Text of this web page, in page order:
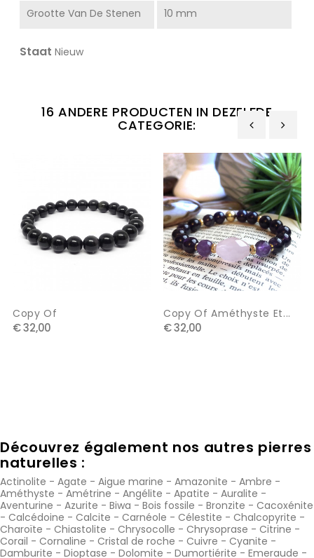
Grootte Van De Stenen 10 mm
Staat Nieuw
16 ANDERE PRODUCTEN IN DEZELFDE
CATEGORIE:
Copy Of
€ 32,00
Copy Of Améthyste Et...
€ 32,00
‹ ›
Découvrez également nos autres pierres
naturelles :
Actinolite - Agate - Aigue marine - Amazonite - Ambre -
Améthyste - Amétrine - Angélite - Apatite - Auralite -
Aventurine - Azurite - Biwa - Bois fossile - Bronzite - Cacoxénite
- Calcédoine - Calcite - Carnéole - Célestite - Chalcopyrite -
Charoïte - Chiastolite - Chrysocolle - Chrysoprase - Citrine -
Corail - Cornaline - Cristal de roche - Cuivre - Cyanite -
Damburite - Dioptase - Dolomite - Dumortiérite - Emeraude -